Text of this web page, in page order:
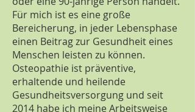
Für mich ist es eine große
Bereicherung, in jeder Lebensphase
einen Beitrag zur Gesundheit eines
Menschen leisten zu können.
Osteopathie ist präventive,
erhaltende und heilende
Gesundheitsversorgung und seit
2014 habe ich meine Arbeitsweise